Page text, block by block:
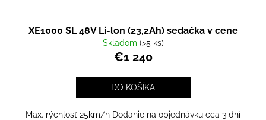
XE1000 SL 48V Li-lon (23,2Ah) sedačka v cene
Skladom (>5 ks)
€1 240
DO KOŠÍKA
Max. rýchlosť 25km/h Dodanie na objednávku cca 3 dní